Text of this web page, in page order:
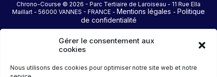
Gérer le consentement aux
cookies
Nous utilisons des cookies pour optimiser notre site web et notre
Chrono-Course © 2026 - Parc Tertiaire de Laroiseau - 11 Rue Ella
Maillart - 56000 VANNES - FRANCE - Mentions légales - Politique
de confidentialité